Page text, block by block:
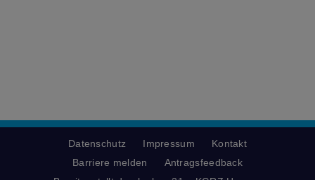
Datenschutz Impressum
Kontakt
Barriere melden
Antragsfeedback